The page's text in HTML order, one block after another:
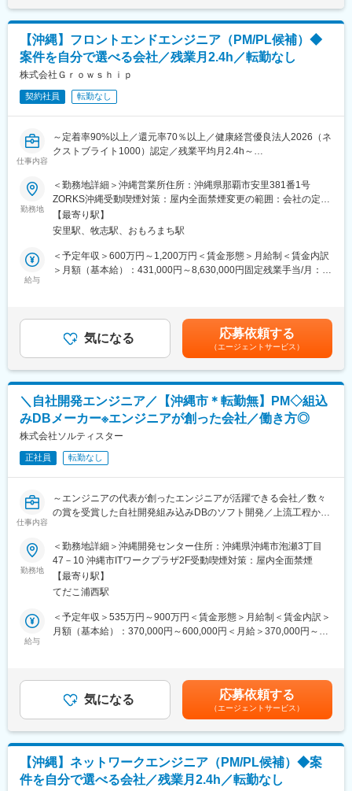
■レストラン詳細：
・イノベーティブ料理
・客席数：30～60席
・単価：ディナー帯客単価 …25,000～30,000円
■業務の魅力：
当社はリゾートホテルの企画設計・デザインから運営までをトー
うな“新しい当たり前を創るキーパーソン”として自らの手で創り上
げることに挑めるポジションです。
重ねながら仕事を進めることができます。
・ホテル業界のベンチャー企業として果敢に挑戦し続けるカルチ
ャーであるため、オリジナリティやクリエイティブ力を存分に活
かせる環境です。
・スピード感の早い環境で、様々な課題・リクエストに応えてい
くことが求められるため、経営者視点・視座を養うこと・高める
ことが可能です。
内）での料理長ポジションの募集です。また、中長期的には海外
を含め、様々なコンセプトのホテルをプロデュース予定です。
そのため、将来的には総料理長やコーポレートシェフなどのキャ
※各施設では客席数や客単価も異なることから、ご経験・適性に応
じて、他施設での活躍をご提案させていただく可能性もございま
す。
【沖縄】フロントエンドエンジニア（PM/PL候補）◆
案件を自分で選べる会社／残業月2.4h／転勤なし
株式会社Ｇｒｏｗｓｈｉｐ
契約社員 転勤なし
仕事内容
～定着率90%以上／還元率70％以上／健康経営優良法人2026（ネ
クストブライト1000）認定／残業平均月2.4h～
■業務内容
フロントエンドエンジニア（PM/PL）として開発プロジェクトに
携わっていただきます。関係部署との要件調整、コスト管理、マ
ネジメント業務、メンバーの育成や指導もご担当いただきます。
テックリードをご希望の場合テックリードとしての業務をお願い
いたします。
Web/業務系システム、アプリ開発、AI関連など、1,000社以上の
■事業基盤の安定性
当社の案件の約7割は大手一次請けSIer案件となっており安定した
っています。
■働きやすい環境
営業担当が月1回エンジニアと現場双方へヒアリングを実施し、現
場での評価や課題、今後のキャリアについて共有します。常駐先
でも孤立することなく安心して働ける環境です。また、基本的に
残業が多くなる案件を受けないため、残業時間も月平均2.4時間と
非常に少ない環境です。さらに3カ月に1回の全社アンケートを実
施し、社員の声を制度へ反映しているため、Udemy導入、在宅勤
務手当なども社員の要望から1年以内に実現しています。
■評価・キャリア支援
年1回の定期昇給に加え、案件単価の向上や成果に応じた昇給も実
施しており、入社半年で3～12％の昇給実績もあります。キャリ
ア相談についても営業担当が伴走し、スキルアップや次のキャリ
■プロジェクト例
・医療系SaaSのダッシュボードUI構築（Vue.js／Nuxt.js／Atomic
Design）…複雑な医療データを直感的に把握できるよう、Atomic
Designに基づいた再利用可能なコンポーネント設計と実装を推進
します。
変更の範囲：会社の定める業務
勤務地
＜勤務地詳細＞沖縄営業所住所：沖縄県那覇市安里381番1号
ZORKS沖縄受動喫煙対策：屋内全面禁煙変更の範囲：会社の定め
る事業所（リモートワーク含む）
【最寄り駅】
安里駅、牧志駅、おもろまち駅
給与
＜予定年収＞600万円～1,200万円＜賃金形態＞月給制＜賃金内訳
＞月額（基本給）：431,000円～8,630,000円固定残業手当/月：
でも目安の金額であり、選考を通じて上下する可能性がありま
す。月給(月額)は固定手当を含めた表記です。
気になる 応募依頼する
（エージェントサービス）
＼自社開発エンジニア／【沖縄市＊転勤無】PM◇組込
みDBメーカー※エンジニアが創った会社／働き方◎
株式会社ソルティスター
正社員 転勤なし
仕事内容
～エンジニアの代表が創ったエンジニアが活躍できる会社／数々
の賞を受賞した自社開発組み込みDBのソフト開発／上流工程から
＼オムロン（製造業向け制御機器）と資本締結した世界トップク
ラスの処理スピードを誇るDB『SpeeDBee』の開発に従事／
※ご入社後（最初はフォローあり）から1プロジェクトに参画！ご
経験を活かしていただきゆくゆくはPMとしてプロジェクトのマネ
ジメントをお任せします！
るミドルウェアやアプリケーション、Webシステム開発をお任せ
します。
組込みDBメーカーとして、IoT案件を中心にFA等、製造業界のDX
◆SpeeDBee Synapse（スピードビーシナプス）
https://www.saltyster.com/speedbee-synapse/
勤務地
＜勤務地詳細＞沖縄開発センター住所：沖縄県沖縄市泡瀬3丁目
47－10 沖縄市ITワークプラザ2F受動喫煙対策：屋内全面禁煙
【最寄り駅】
てだこ浦西駅
給与
＜予定年収＞535万円～900万円＜賃金形態＞月給制＜賃金内訳＞
月額（基本給）：370,000円～600,000円＜月給＞370,000円～
額)は固定手当を含めた表記です。
気になる 応募依頼する
（エージェントサービス）
【沖縄】ネットワークエンジニア（PM/PL候補）◆案
件を自分で選べる会社／残業月2.4h／転勤なし